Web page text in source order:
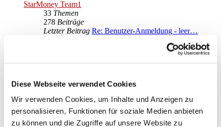
Diese Webseite verwendet Cookies
Wir verwenden Cookies, um Inhalte und Anzeigen zu
personalisieren, Funktionen für soziale Medien anbieten
zu können und die Zugriffe auf unsere Website zu
StarMoney Team1
33 Themen
278 Beiträge
Letzter Beitrag Re: Benutzer-Anmeldung - leer…
Bedienung von StarMoney 13 Deluxe
StarMoney Team1
607Beiträge
Letzter Beitrag Re: Ärger mit neuer VR-NetWor…
moneymaus Neuester Beitrag